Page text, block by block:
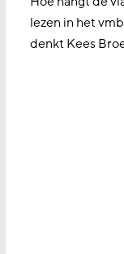
lezen in het
denkt Kees